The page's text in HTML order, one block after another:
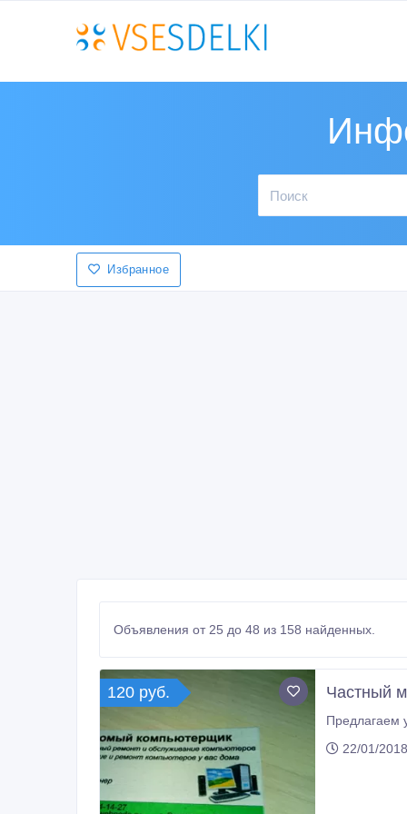
Избранное
Объявления от 25 до 48 из 158 найденных.
120 руб. Частный
22/01/